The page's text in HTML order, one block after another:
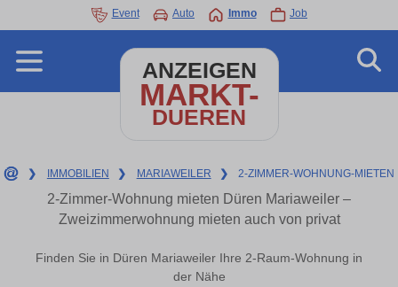
Event Auto Immo Job
ANZEIGEN
MARKT-
DUEREN
❯ IMMOBILIEN ❯ MARIAWEILER ❯ 2-ZIMMER-WOHNUNG-MIETEN
2-Zimmer-Wohnung mieten Düren Mariaweiler –
Zweizimmerwohnung mieten auch von privat
Finden Sie in Düren Mariaweiler Ihre 2-Raum-Wohnung in
der Nähe